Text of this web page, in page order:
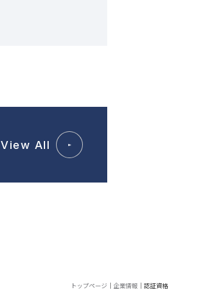
View All
トップページ ｜ 企業情報 ｜ 認証資格